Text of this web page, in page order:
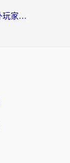
最强蜗牛迅游加速器有用吗？海外玩家国服游戏加速避坑指南（附德国玩忍者必须死3流星蝴蝶剑解决办法）